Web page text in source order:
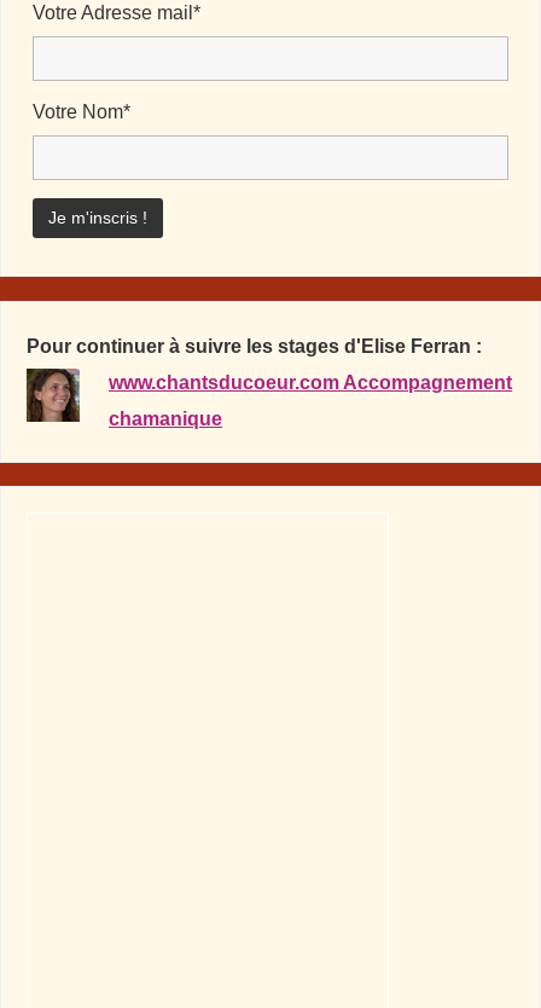
Votre Adresse mail*
Votre Nom*
Pour continuer à suivre les stages d'Elise Ferran :
www.chantsducoeur.com Accompagnement
chamanique